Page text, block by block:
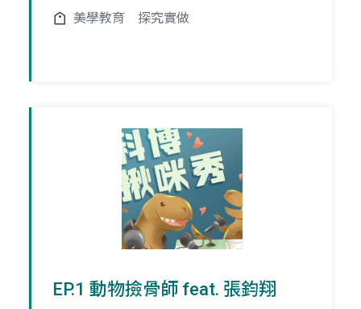
美學教育 探究實做
EP.1 動物撿骨師 feat. 張鈞翔